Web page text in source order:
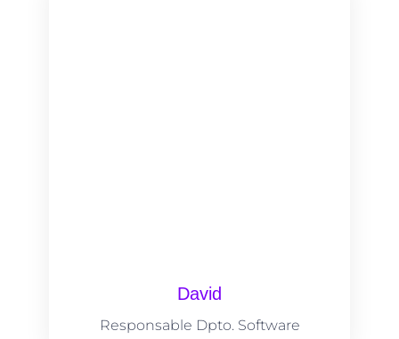
David
Responsable Dpto. Software